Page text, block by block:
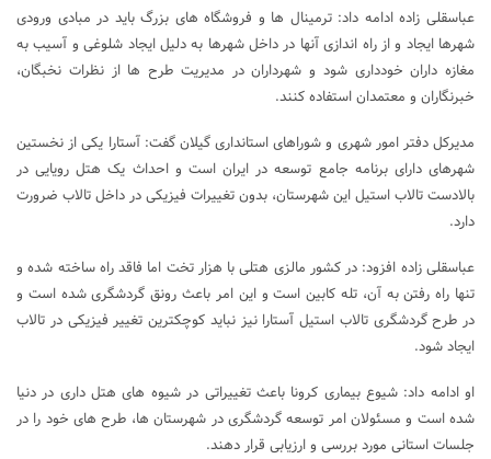
عباسقلی زاده ادامه داد: ترمینال ها و فروشگاه های بزرگ باید در مبادی ورودی
شهرها ایجاد و از راه اندازی آنها در داخل شهرها به دلیل ایجاد شلوغی و آسیب به
مغازه داران خودداری شود و شهرداران در مدیریت طرح ها از نظرات نخبگان،
خبرنگاران و معتمدان استفاده کنند.
مدیرکل دفتر امور شهری و شوراهای استانداری گیلان گفت: آستارا یکی از نخستین
شهرهای دارای برنامه جامع توسعه در ایران است و احداث یک هتل رویایی در
بالادست تالاب استیل این شهرستان، بدون تغییرات فیزیکی در داخل تالاب ضرورت
دارد.
عباسقلی زاده افزود: در کشور مالزی هتلی با هزار تخت اما فاقد راه ساخته شده و
تنها راه رفتن به آن، تله کابین است و این امر باعث رونق گردشگری شده است و
در طرح گردشگری تالاب استیل آستارا نیز نباید کوچکترین تغییر فیزیکی در تالاب
ایجاد شود.
او ادامه داد: شیوع بیماری کرونا باعث تغییراتی در شیوه های هتل داری در دنیا
شده است و مسئولان امر توسعه گردشگری در شهرستان ها، طرح های خود را در
جلسات استانی مورد بررسی و ارزیابی قرار دهند.